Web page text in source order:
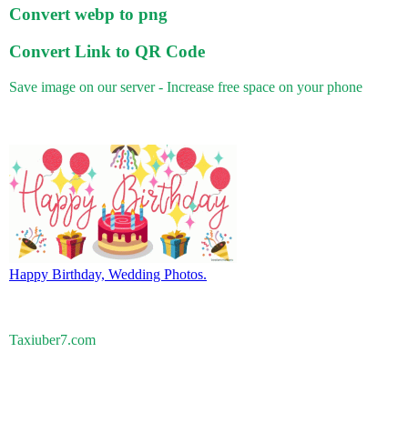
Convert webp to png
Convert Link to QR Code
Save image on our server - Increase free space on your phone
Happy Birthday, Wedding Photos.
Taxiuber7.com